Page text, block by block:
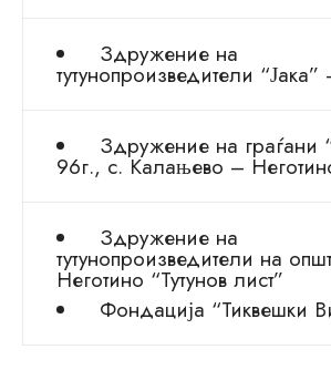
Здружение на
тутунопроизведители
Здружение на граѓани
96г., с. Калањево –
Здружение на
тутунопроизведители на
Неготино “Тутунов лист”
Фондација “Тиквешки